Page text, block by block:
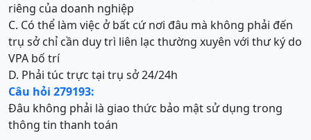
riêng của doanh nghiệp
C. Có thể làm việc ở bất cứ nơi đâu mà không phải đến
trụ sở chỉ cần duy trì liên lạc thường xuyên với thư ký do
VPA bố trí
D. Phải túc trực tại trụ sở 24/24h
Câu hỏi 279193:
Đâu không phải là giao thức bảo mật sử dụng trong
thông tin thanh toán